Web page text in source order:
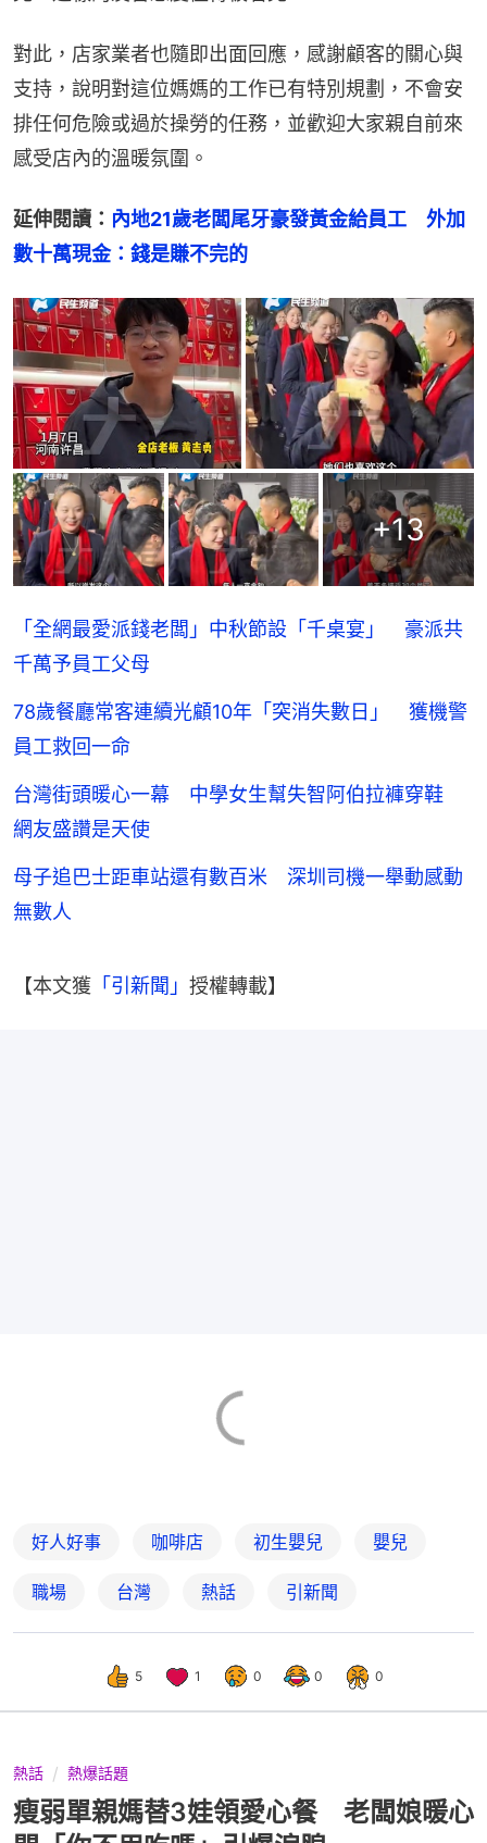
對此，店家業者也隨即出面回應，感謝顧客的關心與
支持，說明對這位媽媽的工作已有特別規劃，不會安
排任何危險或過於操勞的任務，並歡迎大家親自前來
感受店內的溫暖氛圍。
延伸閱讀： 內地21歲老闆尾牙豪發黃金給員工　外加
數十萬現金：錢是賺不完的
+13
「全網最愛派錢老闆」中秋節設「千桌宴」 豪派共
千萬予員工父母
78歲餐廳常客連續光顧10年「突消失數日」 獲機警
員工救回一命
台灣街頭暖心一幕 中學女生幫失智阿伯拉褲穿鞋
網友盛讚是天使
母子追巴士距車站還有數百米 深圳司機一舉動感動
無數人
【本文獲 「引新聞」 授權轉載】
好人好事 咖啡店 初生嬰兒 嬰兒
職場 台灣 熱話 引新聞
5 1 0 0 0
熱話 熱爆話題
瘦弱單親媽替3娃領愛心餐 老闆娘暖心